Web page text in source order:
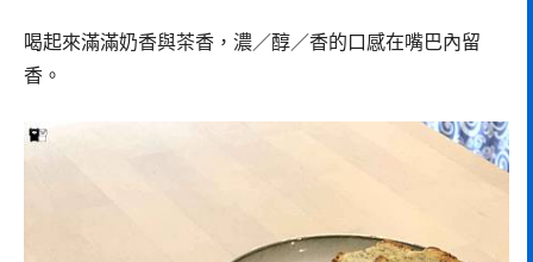
喝起來滿滿奶香與茶香，濃／醇／香的口感在嘴巴內留
香。